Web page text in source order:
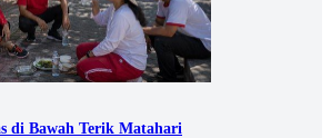
di Bawah Terik Matahari